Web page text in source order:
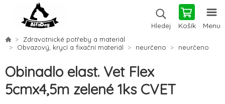
Hledej Košík Menu
Zdravotnické potřeby a materiál
Obvazový, krycí a fixační materiál
neurčeno neurčeno
Obinadlo elast. Vet Flex
5cmx4,5m zelené 1ks CVET